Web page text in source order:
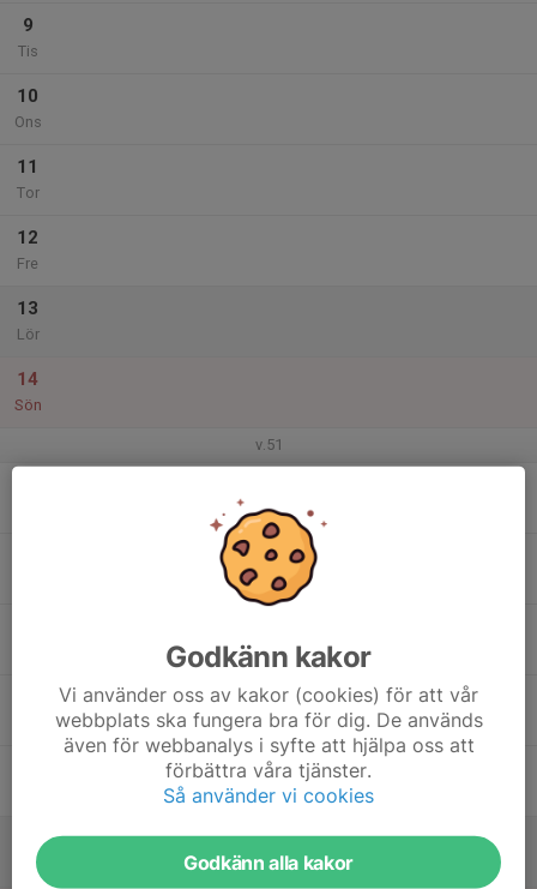
9
Tis
10
Ons
11
Tor
12
Fre
13
Lör
14
Sön
v.51
Lör
Godkänn kakor
Vi använder oss av kakor (cookies) för att vår
webbplats ska fungera bra för dig. De används
även för webbanalys i syfte att hjälpa oss att
förbättra våra tjänster.
Så använder vi cookies
Godkänn alla kakor